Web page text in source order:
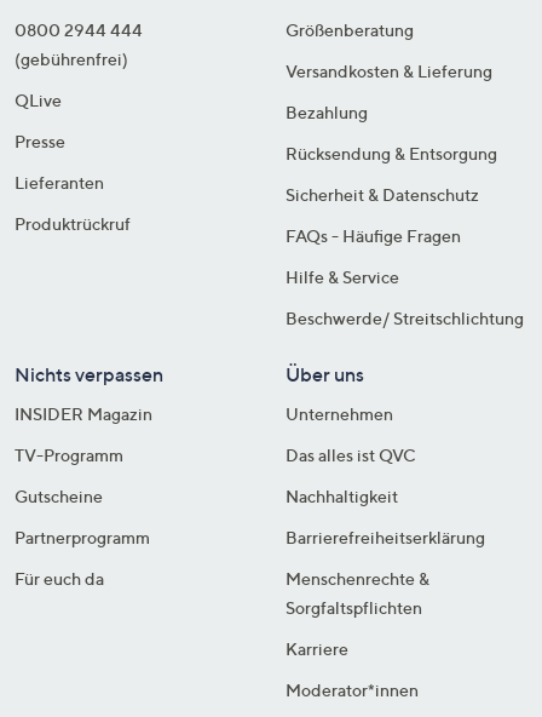
0800 2944 444
(gebührenfrei)
QLive
Presse
Lieferanten
Produktrückruf
Größenberatung
Versandkosten & Lieferung
Bezahlung
Rücksendung & Entsorgung
Sicherheit & Datenschutz
FAQs - Häufige Fragen
Hilfe & Service
Beschwerde/ Streitschlichtung
Nichts verpassen
INSIDER Magazin
TV-Programm
Gutscheine
Partnerprogramm
Für euch da
Über uns
Unternehmen
Das alles ist QVC
Nachhaltigkeit
Barrierefreiheitserklärung
Menschenrechte &
Sorgfaltspflichten
Karriere
Moderator*innen